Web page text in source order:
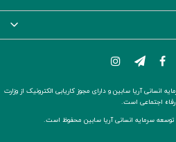
آریا سابین و دارای مجوز کاریابی الکترونیک از وزارت
رفاه اجتماعی است.
سرمایه انسانی آریا سابین محفوظ است.